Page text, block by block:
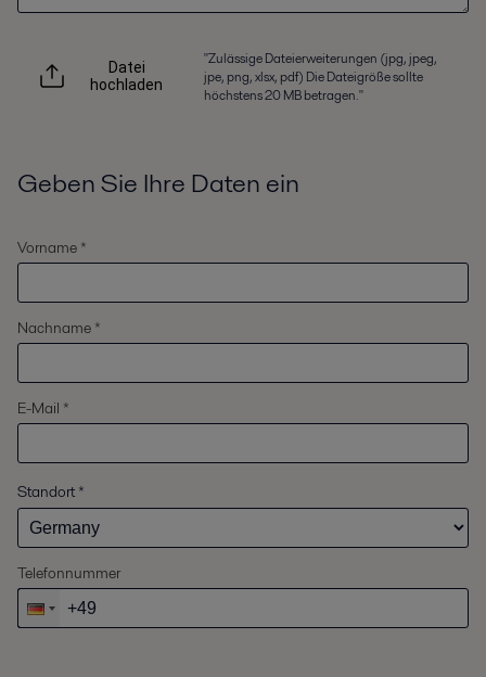
Datei
hochladen
"Zulässige Dateierweiterungen (jpg, jpeg,
jpe, png, xlsx, pdf) Die Dateigröße sollte
höchstens 20 MB betragen."
Geben Sie Ihre Daten ein
Vorname *
Nachname *
E-Mail *
Standort *
Telefonnummer